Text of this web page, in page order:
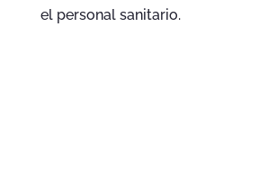
el personal sanitario.